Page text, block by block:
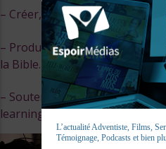
– Créer, adapter ou traduire
– Produire des émissions
la Bible.
– Soutenir la plateforme
learning).
L’actualité Adventiste, Films,
Témoignage, Podcasts et bien